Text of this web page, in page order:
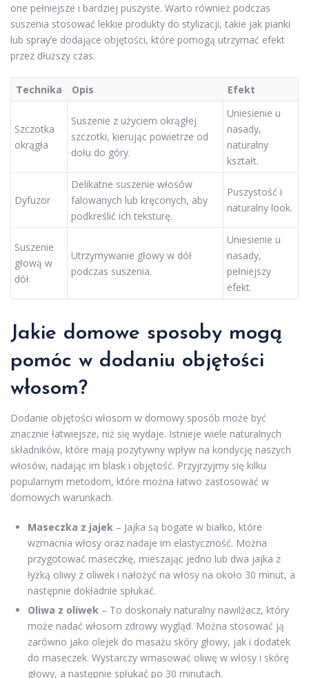
one pełniejsze i bardziej puszyste. Warto również podczas
suszenia stosować lekkie produkty do stylizacji, takie jak pianki
lub spray’e dodające objętości, które pomogą utrzymać efekt
przez dłuższy czas.
Technika Opis Efekt
Szczotka
okrągła
Suszenie z użyciem okrągłej
szczotki, kierując powietrze od
dołu do góry.
Uniesienie u
nasady,
naturalny
kształt.
Dyfuzor
Delikatne suszenie włosów
falowanych lub kręconych, aby
podkreślić ich teksturę.
Puszystość i
naturalny look.
Suszenie
głową w
dół
Utrzymywanie głowy w dół
podczas suszenia.
Uniesienie u
nasady,
pełniejszy
efekt.
Jakie domowe sposoby mogą
pomóc w dodaniu objętości
włosom?
Dodanie objętości włosom w domowy sposób może być
znacznie łatwiejsze, niż się wydaje. Istnieje wiele naturalnych
składników, które mają pozytywny wpływ na kondycję naszych
włosów, nadając im blask i objętość. Przyjrzyjmy się kilku
popularnym metodom, które można łatwo zastosować w
domowych warunkach.
Maseczka z jajek – Jajka są bogate w białko, które
wzmacnia włosy oraz nadaje im elastyczność. Można
przygotować maseczkę, mieszając jedno lub dwa jajka z
łyżką oliwy z oliwek i nałożyć na włosy na około 30 minut, a
następnie dokładnie spłukać.
Oliwa z oliwek – To doskonały naturalny nawilżacz, który
może nadać włosom zdrowy wygląd. Można stosować ją
zarówno jako olejek do masażu skóry głowy, jak i dodatek
do maseczek. Wystarczy wmasować oliwę w włosy i skórę
głowy, a następnie spłukać po 30 minutach.